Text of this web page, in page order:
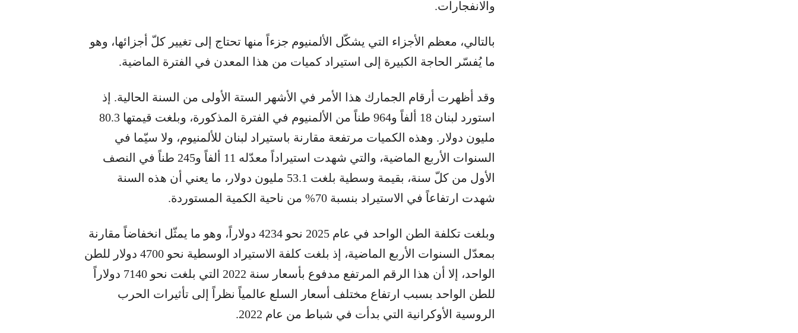
والانفجارات.
بالتالي، معظم الأجزاء التي يشكّل الألمنيوم جزءاً منها تحتاج إلى تغيير كلّ أجزائها، وهو
ما يُفسّر الحاجة الكبيرة إلى استيراد كميات من هذا المعدن في الفترة الماضية.
وقد أظهرت أرقام الجمارك هذا الأمر في الأشهر الستة الأولى من السنة الحالية. إذ
استورد لبنان 18 ألفاً و964 طناً من الألمنيوم في الفترة المذكورة، وبلغت قيمتها 80.3
مليون دولار. وهذه الكميات مرتفعة مقارنة باستيراد لبنان للألمنيوم، ولا سيّما في
السنوات الأربع الماضية، والتي شهدت استيراداً معدّله 11 ألفاً و245 طناً في النصف
الأول من كلّ سنة، بقيمة وسطية بلغت 53.1 مليون دولار، ما يعني أن هذه السنة
شهدت ارتفاعاً في الاستيراد بنسبة 70% من ناحية الكمية المستوردة.
وبلغت تكلفة الطن الواحد في عام 2025 نحو 4234 دولاراً، وهو ما يمثّل انخفاضاً مقارنة
بمعدّل السنوات الأربع الماضية، إذ بلغت كلفة الاستيراد الوسطية نحو 4700 دولار للطن
الواحد، إلا أن هذا الرقم المرتفع مدفوع بأسعار سنة 2022 التي بلغت نحو 7140 دولاراً
للطن الواحد بسبب ارتفاع مختلف أسعار السلع عالمياً نظراً إلى تأثيرات الحرب
الروسية الأوكرانية التي بدأت في شباط من عام 2022.